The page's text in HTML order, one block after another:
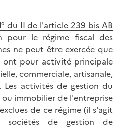
du II de l'article 239 bis AB
pour le régime fiscal des
ne peut être exercée que
ont pour activité principale
commerciale, artisanale,
Les activités de gestion du
immobilier de l'entreprise
de ce régime (il s'agit
sociétés de gestion de